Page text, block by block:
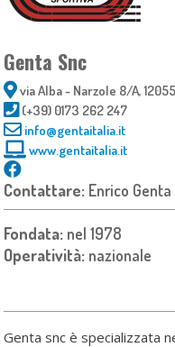
Genta Snc
via Alba - Narzole 8/A,
(+39) 0173 262 247
info@gentaitalia.it
www.gentaitalia.it
Contattare: Enrico
Fondata: nel 1978
Operatività: nazionale
Genta snc è specializzata